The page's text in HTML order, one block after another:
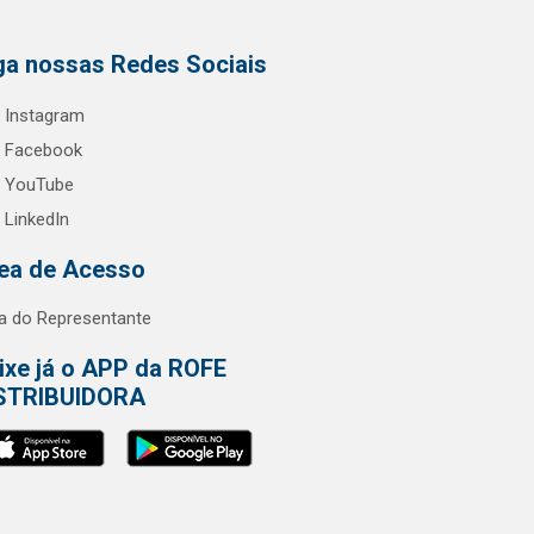
nossas Redes Sociais
Instagram
Facebook
YouTube
LinkedIn
de Acesso
do Representante
já o APP da ROFE